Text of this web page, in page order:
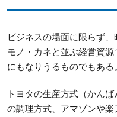
ビジネスの場面に限らず
モノ・カネと並ぶ経営資
にもなりうるものでもある
トヨタの生産方式（かん
の調理方式、アマゾンや